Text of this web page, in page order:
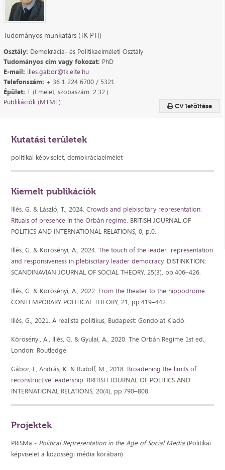
CV letöltése
Tudományos munkatárs (TK PTI)
Osztály: Demokrácia- és Politikaelméleti Osztály
Tudományos cím vagy fokozat: PhD
E-mail: illes.gabor@tk.elte.hu
Telefonszám: + 36 1 224 6700 / 5321
Épület: T (Emelet, szobaszám: 2.32.)
Publikációk (MTMT)
Kutatási területek
politikai képviselet, demokráciaelmélet
Kiemelt publikációk
Illés, G. & László, T., 2024.Crowds and plebiscitary representation:
Rituals of presence in the Orbán regime . BRITISH JOURNAL OF
POLITICS AND INTERNATIONAL RELATIONS, 0, p.0.
Illés, G. & Körösényi, A., 2024.The touch of the leader: representation
and responsiveness in plebiscitary leader democracy. DISTINKTION:
SCANDINAVIAN JOURNAL OF SOCIAL THEORY, 25(3), pp.406–426.
Illés, G. & Körösényi, A., 2022. From the theater to the hippodrome
CONTEMPORARY POLITICAL THEORY, 21, pp.419–442.
Illés, G., 2021. A realista politikus, Budapest: Gondolat Kiadó.
Körösényi, A., Illés, G. & Gyulai, A., 2020. The Orbán Regime 1st ed.,
London: Routledge.
Gábor, I., András, K. & Rudolf, M., 2018. Broadening the limits of
reconstructive leadership . BRITISH JOURNAL OF POLITICS AND
INTERNATIONAL RELATIONS, 20(4), pp.790–808.
Projektek
PRiSMa - Political Representation in the Age of Social Media (Politikai
képviselet a közösségi média korában)